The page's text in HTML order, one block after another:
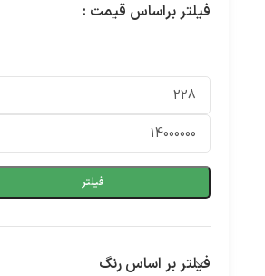
فیلتر براساس قیمت :
فیلتر
فیلتر بر اساس رنگ